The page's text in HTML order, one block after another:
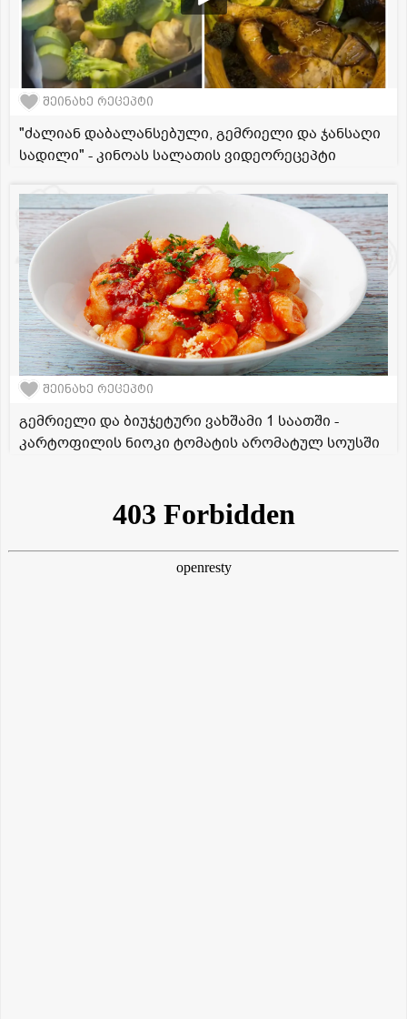
შეინახე რეცეპტი
"ძალიან დაბალანსებული, გემრიელი და ჯანსაღი
სადილი" - კინოას სალათის ვიდეორეცეპტი
შეინახე რეცეპტი
გემრიელი და ბიუჯეტური ვახშამი 1 საათში -
კარტოფილის ნიოკი ტომატის არომატულ სოუსში